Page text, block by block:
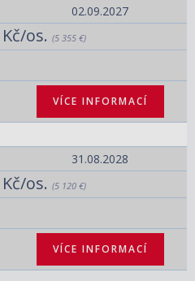
02.09.2027
os. (5 355 €)
VÍCE INFORMACÍ
31.08.2028
os. (5 120 €)
VÍCE INFORMACÍ